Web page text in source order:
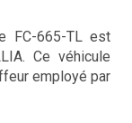
FC-665-TL est
Ce véhicule
employé par